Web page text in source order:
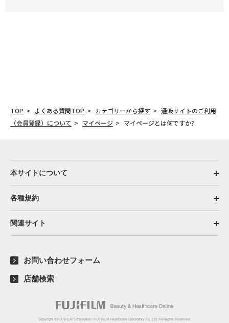
TOP よくある質問TOP カテゴリーから探す
通販サイトのご利用
（会員登録）について
マイページ マイページとは何ですか?
本サイトについて
各種規約
関連サイト
お問い合わせフォーム
店舗検索
Copyright © FUJIFILM Corporation / FUJIFILM Healthcare Laboratory Co.,Ltd. All Rights Reserved.